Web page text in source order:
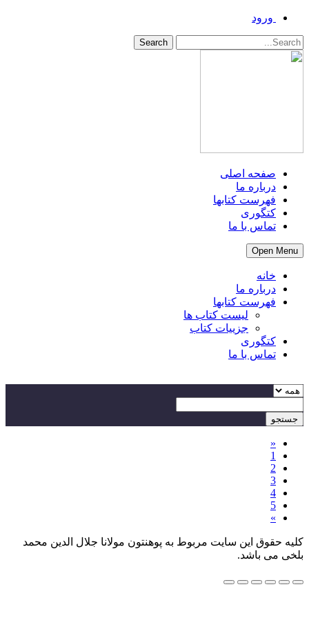
ورود
Search
صفحه اصلی
درباره ما
فهرست کتابها
کتگوری
تماس با ما
Open Menu
خانه
درباره ما
فهرست کتابها
لیست کتاب ها
جزییات کتاب
کتگوری
تماس با ما
جستجو
«
1
2
3
4
5
»
کلیه حقوق این سایت مربوط به پوهنتون مولانا جلال الدین محمد
بلخی می باشد.